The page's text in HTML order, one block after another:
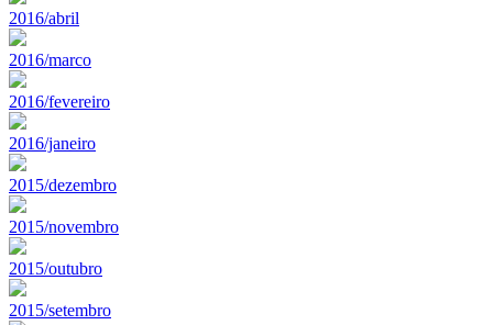
2016/abril
2016/marco
2016/fevereiro
2016/janeiro
2015/dezembro
2015/novembro
2015/outubro
2015/setembro